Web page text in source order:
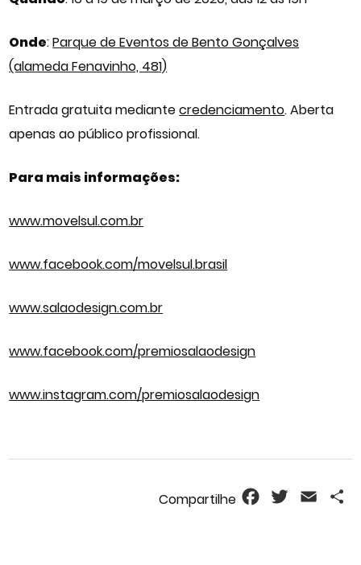
Onde:Parque de Eventos de Bento Gonçalves
(alameda Fenavinho, 481)
Entrada gratuita mediantecredenciamento. Aberta
apenas ao público profissional.
Para mais informações:
www.movelsul.com.br
www.facebook.com/movelsul.brasil
www.salaodesign.com.br
www.facebook.com/premiosalaodesign
www.instagram.com/premiosalaodesign
FacebookTwitterEmail